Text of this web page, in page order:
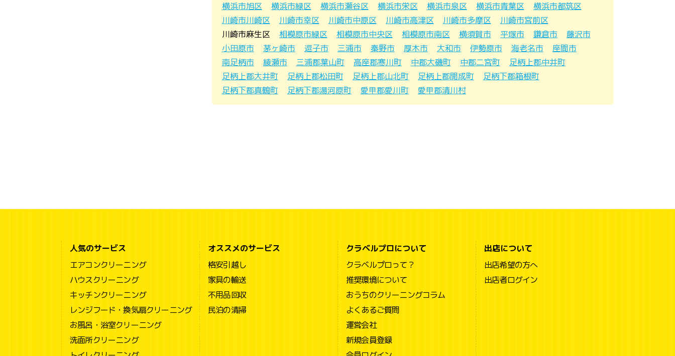
横浜市旭区
横浜市緑区 横浜市瀬谷区 横浜市栄区 横浜市泉区 横浜市青葉区
横浜市都筑区
川崎市川崎区
川崎市幸区 川崎市中原区 川崎市高津区 川崎市多摩区
川崎市宮前区
川崎市麻生区
相模原市緑区 相模原市中央区 相模原市南区 横須賀市 平塚市 鎌倉市
藤沢市
小田原市
茅ヶ崎市 逗子市 三浦市 秦野市 厚木市 大和市 伊勢原市 海老名市
座間市
南足柄市
綾瀬市 三浦郡葉山町 高座郡寒川町 中郡大磯町 中郡二宮町
足柄上郡中井町
足柄上郡大井町
足柄上郡松田町 足柄上郡山北町 足柄上郡開成町
足柄下郡箱根町
足柄下郡真鶴町
足柄下郡湯河原町 愛甲郡愛川町 愛甲郡清川村
人気のサービス
エアコンクリーニング
ハウスクリーニング
キッチンクリーニング
レンジフード・換気扇クリーニング
お風呂・浴室クリーニング
洗面所クリーニング
オススメのサービス
格安引越し
家具の輸送
不用品回収
民泊の清掃
クラベルプロについて
クラベルプロって？
推奨環境について
おうちのクリーニングコラム
よくあるご質問
運営会社
新規会員登録
出店について
出店希望の方へ
出店者ログイン